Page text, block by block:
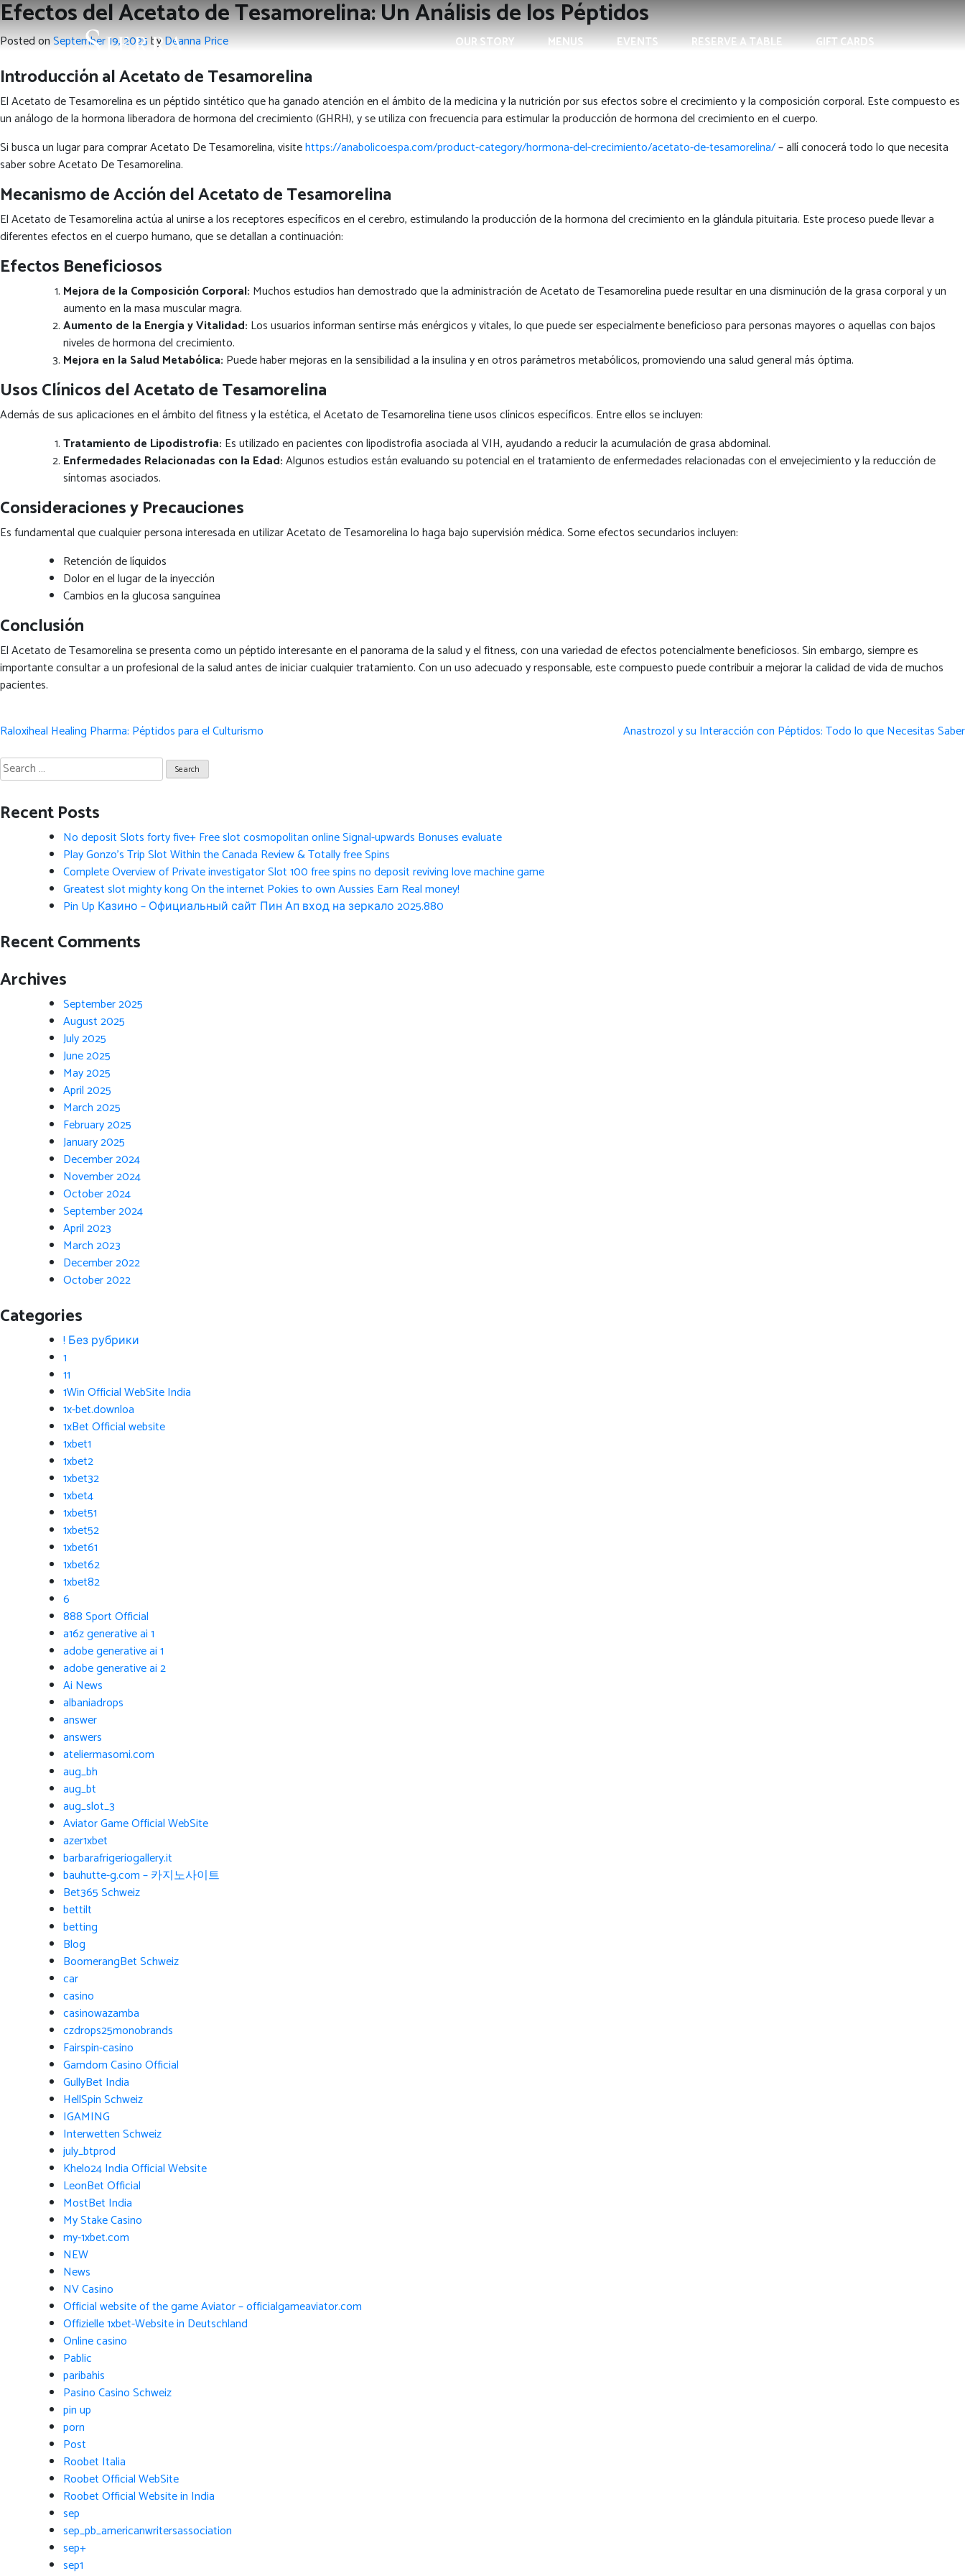
OUR STORY MENUS EVENTS RESERVE A TABLE GIFT CARDS
Efectos del Acetato de Tesamorelina: Un Análisis de los Péptidos
Posted onSeptember 19, 2025byDeanna Price
Introducción al Acetato de Tesamorelina
El Acetato de Tesamorelina es un péptido sintético que ha ganado atención en el ámbito de la medicina y la nutrición por sus efectos sobre el crecimiento y la composición corporal. Este compuesto es
un análogo de la hormona liberadora de hormona del crecimiento (GHRH), y se utiliza con frecuencia para estimular la producción de hormona del crecimiento en el cuerpo.
Si busca un lugar para comprar Acetato De Tesamorelina, visitehttps://anabolicoespa.com/product-category/hormona-del-crecimiento/acetato-de-tesamorelina/– allí conocerá todo lo que necesita
saber sobre Acetato De Tesamorelina.
Mecanismo de Acción del Acetato de Tesamorelina
El Acetato de Tesamorelina actúa al unirse a los receptores específicos en el cerebro, estimulando la producción de la hormona del crecimiento en la glándula pituitaria. Este proceso puede llevar a
diferentes efectos en el cuerpo humano, que se detallan a continuación:
Efectos Beneficiosos
Mejora de la Composición Corporal: Muchos estudios han demostrado que la administración de Acetato de Tesamorelina puede resultar en una disminución de la grasa corporal y un
aumento en la masa muscular magra.
Aumento de la Energía y Vitalidad: Los usuarios informan sentirse más enérgicos y vitales, lo que puede ser especialmente beneficioso para personas mayores o aquellas con bajos
niveles de hormona del crecimiento.
Mejora en la Salud Metabólica: Puede haber mejoras en la sensibilidad a la insulina y en otros parámetros metabólicos, promoviendo una salud general más óptima.
Usos Clínicos del Acetato de Tesamorelina
Además de sus aplicaciones en el ámbito del fitness y la estética, el Acetato de Tesamorelina tiene usos clínicos específicos. Entre ellos se incluyen:
Tratamiento de Lipodistrofia: Es utilizado en pacientes con lipodistrofia asociada al VIH, ayudando a reducir la acumulación de grasa abdominal.
Enfermedades Relacionadas con la Edad:Algunos estudios están evaluando su potencial en el tratamiento de enfermedades relacionadas con el envejecimiento y la reducción de
síntomas asociados.
Consideraciones y Precauciones
Es fundamental que cualquier persona interesada en utilizar Acetato de Tesamorelina lo haga bajo supervisión médica. Some efectos secundarios incluyen:
Retención de líquidos
Dolor en el lugar de la inyección
Cambios en la glucosa sanguínea
Conclusión
El Acetato de Tesamorelina se presenta como un péptido interesante en el panorama de la salud y el fitness, con una variedad de efectos potencialmente beneficiosos. Sin embargo, siempre es
importante consultar a un profesional de la salud antes de iniciar cualquier tratamiento. Con un uso adecuado y responsable, este compuesto puede contribuir a mejorar la calidad de vida de muchos
pacientes.
Post
navigation
Raloxiheal Healing Pharma: Péptidos para el Culturismo
Anastrozol y su Interacción con Péptidos: Todo lo que Necesitas Saber
Search
for:
Recent Posts
No deposit Slots forty five+ Free slot cosmopolitan online Signal-upwards Bonuses evaluate
Play Gonzo’s Trip Slot Within the Canada Review & Totally free Spins
Complete Overview of Private investigator Slot 100 free spins no deposit reviving love machine game
Greatest slot mighty kong On the internet Pokies to own Aussies Earn Real money!
Pin Up Казино – Официальный сайт Пин Ап вход на зеркало 2025.880
Recent Comments
Archives
September 2025
August 2025
July 2025
June 2025
May 2025
April 2025
March 2025
February 2025
January 2025
December 2024
November 2024
October 2024
September 2024
April 2023
March 2023
December 2022
October 2022
Categories
! Без рубрики
1
11
1Win Official WebSite India
1x-bet.downloa
1xBet Official website
1xbet1
1xbet2
1xbet32
1xbet4
1xbet51
1xbet52
1xbet61
1xbet62
1xbet82
6
888 Sport Official
a16z generative ai 1
adobe generative ai 1
adobe generative ai 2
Ai News
albaniadrops
answer
answers
ateliermasomi.com
aug_bh
aug_bt
aug_slot_3
Aviator Game Official WebSite
azer1xbet
barbarafrigeriogallery.it
bauhutte-g.com – 카지노사이트
Bet365 Schweiz
bettilt
betting
Blog
BoomerangBet Schweiz
car
casino
casinowazamba
czdrops25monobrands
Fairspin-casino
Gamdom Casino Official
GullyBet India
HellSpin Schweiz
IGAMING
Interwetten Schweiz
july_btprod
Khelo24 India Official Website
LeonBet Official
MostBet India
My Stake Casino
my-1xbet.com
NEW
News
NV Casino
Official website of the game Aviator – officialgameaviator.com
Offizielle 1xbet-Website in Deutschland
Online casino
Pablic
paribahis
Pasino Casino Schweiz
pin up
porn
Post
Roobet Italia
Roobet Official WebSite
Roobet Official Website in India
sep
sep_pb_americanwritersassociation
sep+
sep1